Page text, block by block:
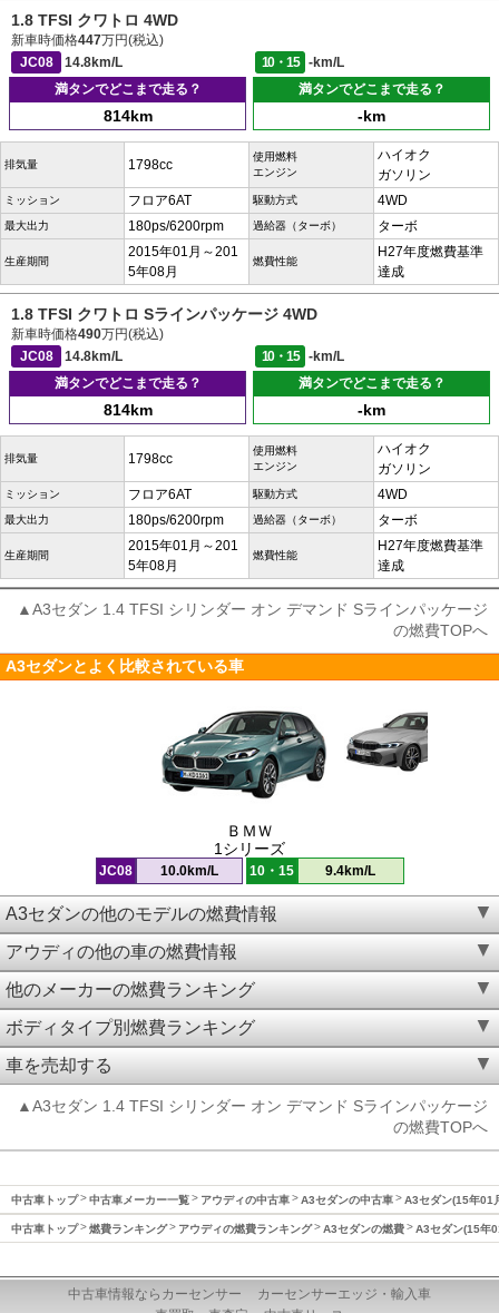
1.8 TFSI クワトロ 4WD
新車時価格447万円(税込)
JC08
14.8km/L 10・15
-km/L
満タンでどこまで走る？
814km
満タンでどこまで走る？
-km
排気量 1798cc
使用燃料
エンジン
ハイオク
ガソリン
ミッション フロア6AT 駆動方式 4WD
最大出力 180ps/6200rpm 過給器（ターボ） ターボ
生産期間
2015年01月～201
5年08月
燃費性能
H27年度燃費基準
達成
1.8 TFSI クワトロ Sラインパッケージ 4WD
新車時価格490万円(税込)
JC08
14.8km/L 10・15
-km/L
満タンでどこまで走る？
814km
満タンでどこまで走る？
-km
排気量 1798cc
使用燃料
エンジン
ハイオク
ガソリン
ミッション フロア6AT 駆動方式 4WD
最大出力 180ps/6200rpm 過給器（ターボ） ターボ
生産期間
2015年01月～201
5年08月
燃費性能
H27年度燃費基準
達成
▲A3セダン 1.4 TFSI シリンダー オン デマンド Sラインパッケージ
の燃費TOPへ
A3セダンとよく比較されている車
ＢＭＷ
1シリーズ
JC08 10.0km/L 10・15 9.4km/L
A3セダンの他のモデルの燃費情報
アウディの他の車の燃費情報
他のメーカーの燃費ランキング
ボディタイプ別燃費ランキング
車を売却する
▲A3セダン 1.4 TFSI シリンダー オン デマンド Sラインパッケージ
の燃費TOPへ
中古車トップ 中古車メーカー一覧 アウディの中古車 A3セダンの中古車 A3セダン(15年01
中古車トップ 燃費ランキング アウディの燃費ランキング A3セダンの燃費 A3セダン(15年
中古車情報ならカーセンサー
カーセンサーエッジ・輸入車